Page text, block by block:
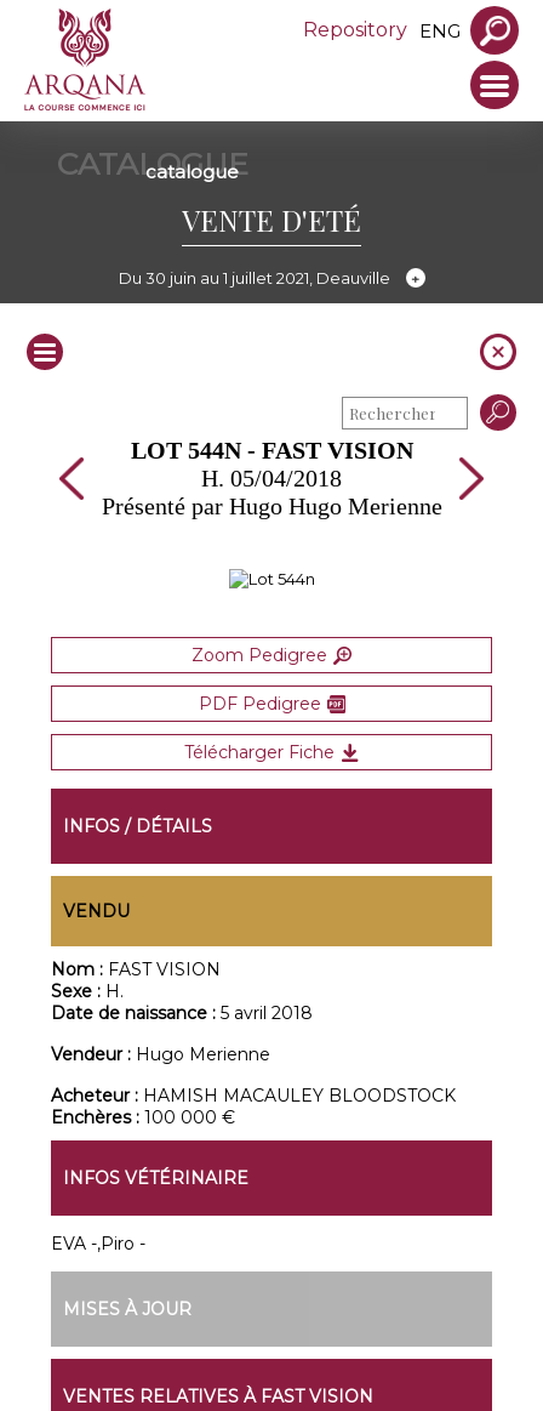
Repository ENG
CATALOGUE
catalogue
VENTE D'ETÉ
Du 30 juin au 1 juillet 2021, Deauville
LOT 544N - FAST VISION
H. 05/04/2018
Présenté par Hugo Hugo Merienne
Zoom Pedigree
PDF Pedigree
Télécharger Fiche
INFOS / DÉTAILS
VENDU
Nom : FAST VISION
Sexe : H.
Date de naissance :5 avril 2018
Vendeur : Hugo Merienne
Acheteur : HAMISH MACAULEY BLOODSTOCK
Enchères :100 000 €
INFOS VÉTÉRINAIRE
EVA -,Piro -
MISES À JOUR
VENTES RELATIVES À FAST VISION